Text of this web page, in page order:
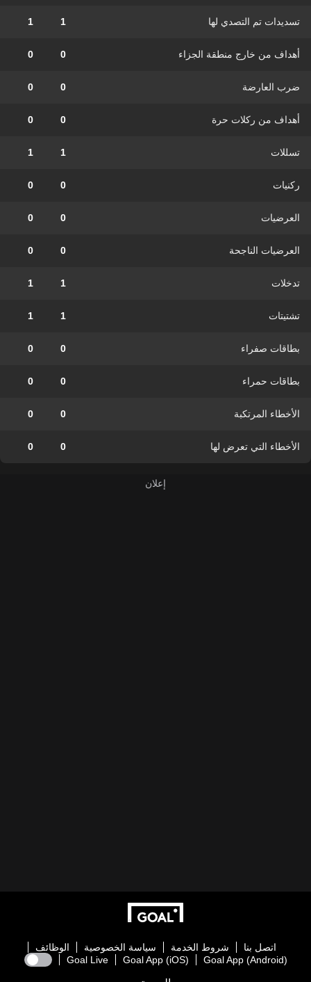
تسديدات تم التصدي لها 1
1
أهداف من خارج منطقة الجزاء 0
0
ضرب العارضة 0
0
أهداف من ركلات حرة 0
0
تسللات 1
1
ركنيات 0
0
العرضيات 0
0
العرضيات الناجحة 0
0
تدخلات 1
1
تشتيتات 1
1
بطاقات صفراء 0
0
بطاقات حمراء 0
0
الأخطاء المرتكبة 0
0
الأخطاء التي تعرض لها 0
0
اتصل بنا شروط الخدمة سياسة الخصوصية
الوظائف
Goal App (Android)
Goal App (iOS)
Goal Live